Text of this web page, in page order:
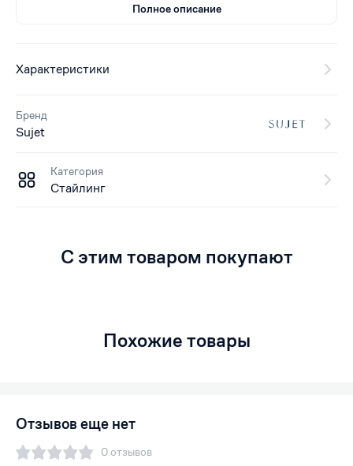
Полное описание
Характеристики
Бренд
Sujet
Категория
Стайлинг
С этим товаром покупают
Похожие товары
Отзывов еще нет
0 отзывов